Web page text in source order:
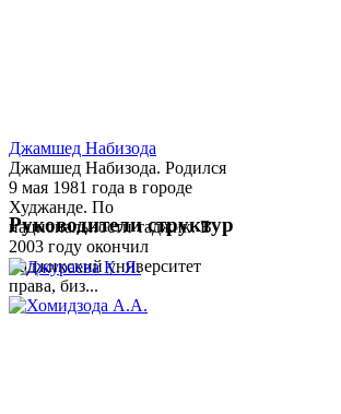
Джамшед Набизода
Джамшед Набизода. Родился
9 мая 1981 года в городе
Худжанде. По
национальности таджик. В
2003 году окончил
Таджикский университет
права, биз...
Руководители структур